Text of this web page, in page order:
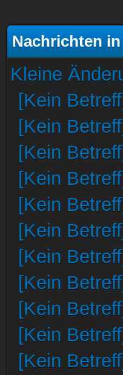
Nachrichten
Kleine
[Kein
[Kein
[Kein
[Kein
[Kein
[Kein
[Kein
[Kein
[Kein
[Kein
[Kein